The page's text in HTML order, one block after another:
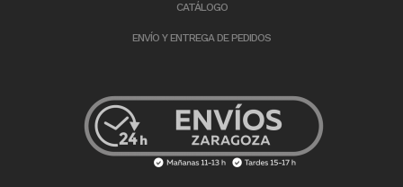
CATÁLOGO
ENVÍO Y ENTREGA DE PEDIDOS